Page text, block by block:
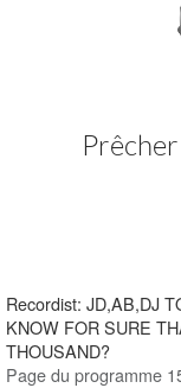
Recordist: JD,AB,DJ
KNOW FOR SURE
THOUSAND?
Page du programme